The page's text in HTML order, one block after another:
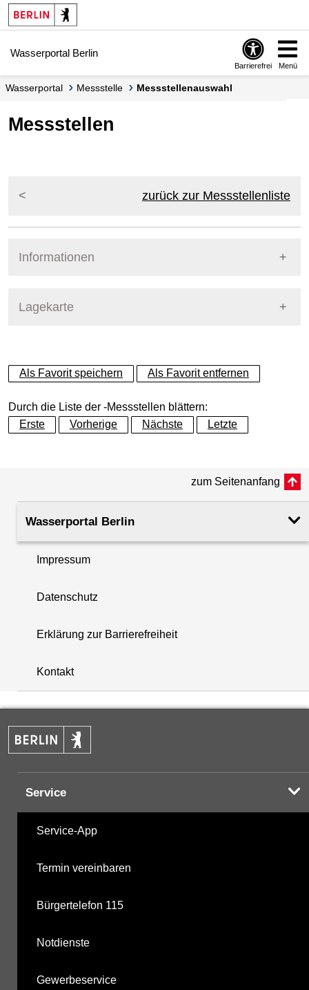
Springe zur Navigation
Springe zum Inhalt
Wasserportal Berlin
Barrierefrei Menü
Wasserportal Messstelle Messstellenauswahl
Messstellen
zurück zur Messstellenliste
Informationen
Lagekarte
+
−
+
−
Als Favorit speichern Als Favorit entfernen
Durch die Liste der -Messstellen blättern:
Erste
Vorherige Nächste Letzte
zum Seitenanfang
Wasserportal Berlin
Impressum
Datenschutz
Erklärung zur Barrierefreiheit
Kontakt
Service
Service-App
Termin vereinbaren
Bürgertelefon 115
Notdienste
Gewerbeservice